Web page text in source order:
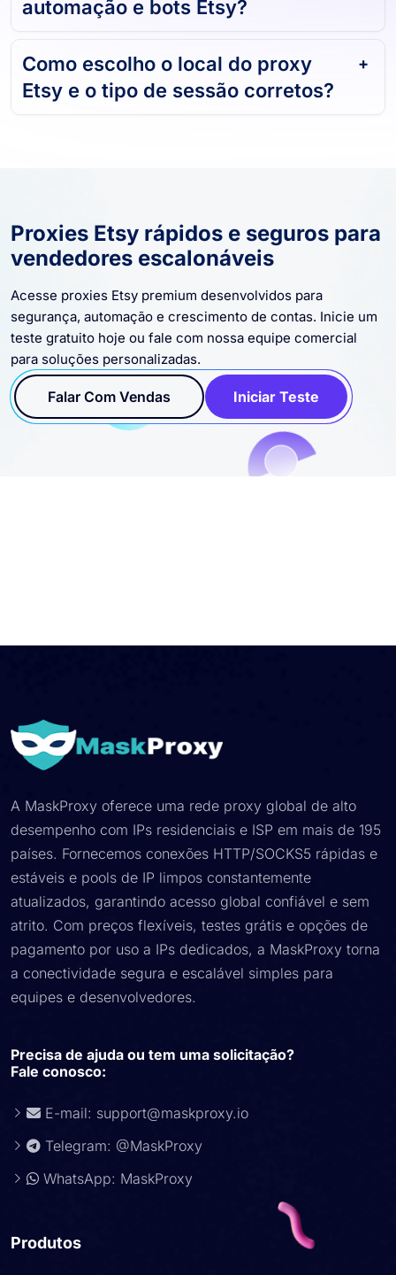
automação e bots Etsy?
Como escolho o local do proxy
Etsy e o tipo de sessão corretos?
Proxies Etsy rápidos e seguros para
vendedores escalonáveis
Acesse proxies Etsy premium desenvolvidos para
segurança, automação e crescimento de contas. Inicie um
teste gratuito hoje ou fale com nossa equipe comercial
para soluções personalizadas.
Falar Com Vendas Iniciar Teste
A MaskProxy oferece uma rede proxy global de alto
desempenho com IPs residenciais e ISP em mais de 195
países. Fornecemos conexões HTTP/SOCKS5 rápidas e
estáveis e pools de IP limpos constantemente
atualizados, garantindo acesso global confiável e sem
atrito. Com preços flexíveis, testes grátis e opções de
pagamento por uso a IPs dedicados, a MaskProxy torna
a conectividade segura e escalável simples para
equipes e desenvolvedores.
Precisa de ajuda ou tem uma solicitação?
Fale conosco:
E-mail: support@maskproxy.io
Telegram: @MaskProxy
WhatsApp: MaskProxy
Produtos